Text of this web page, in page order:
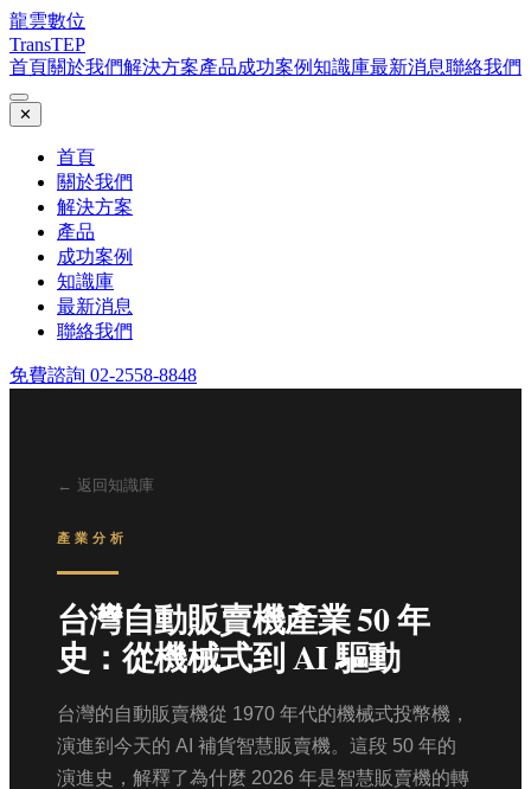
龍雲數位
TransTEP
首頁關於我們解決方案產品成功案例知識庫最新消息聯絡我們
✕
首頁
關於我們
解決方案
產品
成功案例
知識庫
最新消息
聯絡我們
免費諮詢 02-2558-8848
← 返回知識庫
產業分析
台灣自動販賣機產業 50 年
史：從機械式到 AI 驅動
台灣的自動販賣機從 1970 年代的機械式投幣機，
演進到今天的 AI 補貨智慧販賣機。這段 50 年的
演進史，解釋了為什麼 2026 年是智慧販賣機的轉